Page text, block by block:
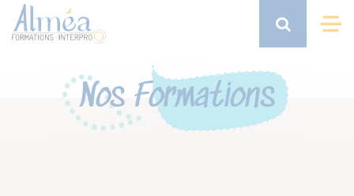
principal
Search
Nos Formations